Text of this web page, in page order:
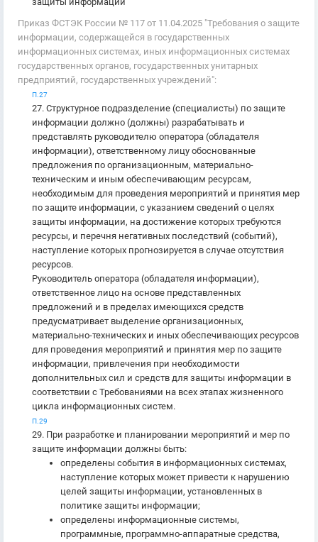
Приказ ФСТЭК России № 117 от 11.04.2025 "Требования о защите
информации, содержащейся в государственных
информационных системах, иных информационных системах
государственных органов, государственных унитарных
предприятий, государственных учреждений":
П.27
27. Структурное подразделение (специалисты) по защите
информации должно (должны) разрабатывать и
представлять руководителю оператора (обладателя
информации), ответственному лицу обоснованные
предложения по организационным, материально-
техническим и иным обеспечивающим ресурсам,
необходимым для проведения мероприятий и принятия мер
по защите информации, с указанием сведений о целях
защиты информации, на достижение которых требуются
ресурсы, и перечня негативных последствий (событий),
наступление которых прогнозируется в случае отсутствия
ресурсов.
Руководитель оператора (обладателя информации),
ответственное лицо на основе представленных
предложений и в пределах имеющихся средств
предусматривает выделение организационных,
материально-технических и иных обеспечивающих ресурсов
для проведения мероприятий и принятия мер по защите
информации, привлечения при необходимости
дополнительных сил и средств для защиты информации в
соответствии с Требованиями на всех этапах жизненного
цикла информационных систем.
П.29
29. При разработке и планировании мероприятий и мер по
защите информации должны быть:
определены события в информационных системах,
наступление которых может привести к нарушению
целей защиты информации, установленных в
политике защиты информации;
определены информационные системы,
программные, программно-аппаратные средства,